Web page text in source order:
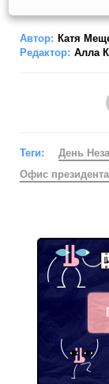
Автор: Катя
Редактор: Алла
Теги:
День
Офис